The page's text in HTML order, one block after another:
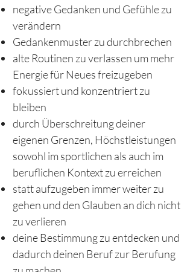
negative Gedanken und Gefühle zu
verändern
Gedankenmuster zu durchbrechen
alte Routinen zu verlassen um mehr
Energie für Neues freizugeben
fokussiert und konzentriert zu
bleiben
durch Überschreitung deiner
eigenen Grenzen, Höchstleistungen
sowohl im sportlichen als auch im
beruflichen Kontext zu erreichen
statt aufzugeben immer weiter zu
gehen und den Glauben an dich nicht
zu verlieren
deine Bestimmung zu entdecken und
dadurch deinen Beruf zur Berufung